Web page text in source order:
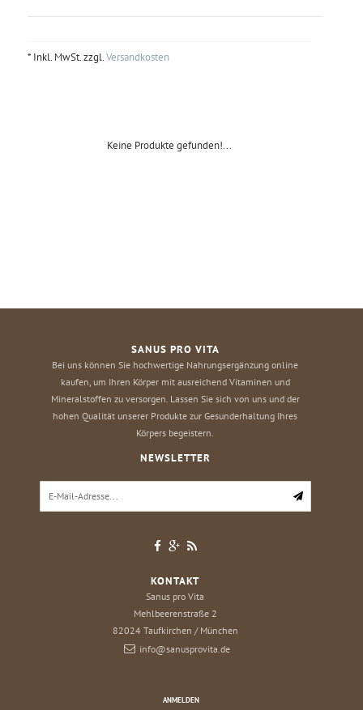
* Inkl. MwSt. zzgl.Versandkosten
Keine Produkte gefunden!...
SANUS PRO VITA
Bei uns können Sie hochwertige Nahrungsergänzung online
kaufen, um Ihren Körper mit ausreichend Vitaminen und
Mineralstoffen zu versorgen. Lassen Sie sich von uns und der
hohen Qualität unserer Produkte zur Gesunderhaltung Ihres
Körpers begeistern.
NEWSLETTER
KONTAKT
Sanus pro Vita
Mehlbeerenstraße 2
82024 Taufkirchen / München
info@sanusprovita.de
ANMELDEN